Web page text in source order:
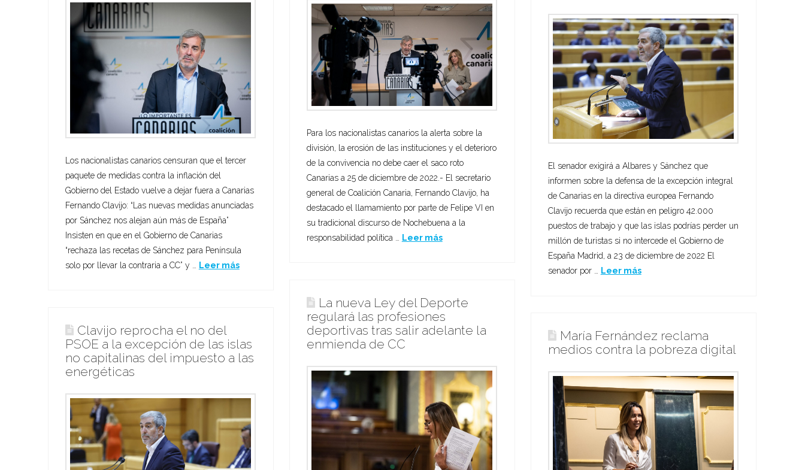
Los nacionalistas canarios censuran que el tercer
paquete de medidas contra la inflación del
Gobierno del Estado vuelve a dejar fuera a Canarias
Fernando Clavijo: “Las nuevas medidas anunciadas
por Sánchez nos alejan aún más de España”
Insisten en que en el Gobierno de Canarias
“rechaza las recetas de Sánchez para Península
solo por llevar la contraria a CC” y …
Leer más
Para los nacionalistas canarios la alerta sobre la
división, la erosión de las instituciones y el deterioro
de la convivencia no debe caer el saco roto
Canarias a 25 de diciembre de 2022.- El secretario
general de Coalición Canaria, Fernando Clavijo, ha
destacado el llamamiento por parte de Felipe VI en
su tradicional discurso de Nochebuena a la
responsabilidad política …
Leer más
El senador exigirá a Albares y Sánchez que
informen sobre la defensa de la excepción integral
de Canarias en la directiva europea Fernando
Clavijo recuerda que están en peligro 42.000
puestos de trabajo y que las islas podrías perder un
millón de turistas si no intercede el Gobierno de
España Madrid, a 23 de diciembre de 2022 El
senador por … Leer más
La nueva Ley del Deporte
regulará las profesiones
deportivas tras salir adelante la
enmienda de CC
Clavijo reprocha el no del
PSOE a la excepción de las islas
no capitalinas del impuesto a las
energéticas
María Fernández reclama
medios contra la pobreza digital